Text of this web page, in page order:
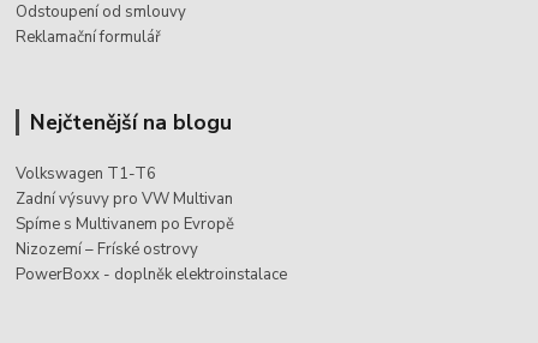
Odstoupení od smlouvy
Reklamační formulář
Nejčtenější na blogu
Volkswagen T1-T6
Zadní výsuvy pro VW Multivan
Spíme s Multivanem po Evropě
Nizozemí – Fríské ostrovy
PowerBoxx - doplněk elektroinstalace